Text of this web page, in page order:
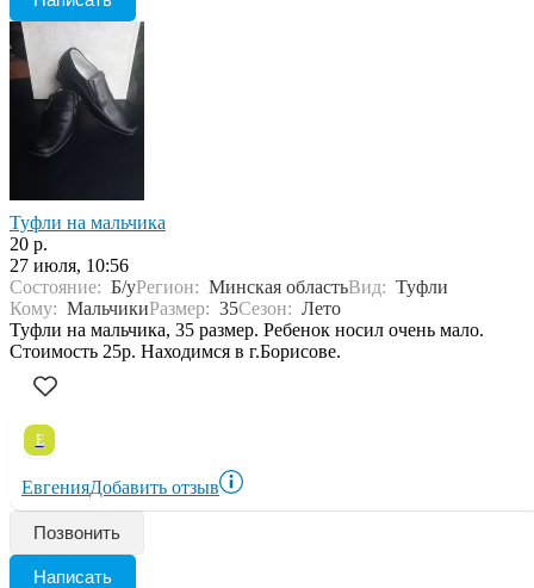
Туфли на мальчика
20 р.
27 июля, 10:56
Состояние: Б/уРегион: Минская областьВид: Туфли
Кому: МальчикиРазмер: 35Сезон: Лето
Туфли на мальчика, 35 размер. Ребенок носил очень мало.
Стоимость 25р. Находимся в г.Борисове.
Е
ЕвгенияДобавить отзыв
Позвонить
Написать